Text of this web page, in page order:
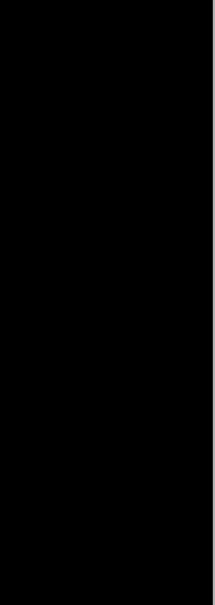
cómo filmar la
no son suficientes
y emoción en el
se siente como un
nuevo ni
dejando al
ante lo que
parodia de su